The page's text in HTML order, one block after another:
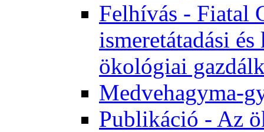
Felhívás - Fiatal
ismeretátadási
ökológiai
Medvehagyma-
Publikáció - Az